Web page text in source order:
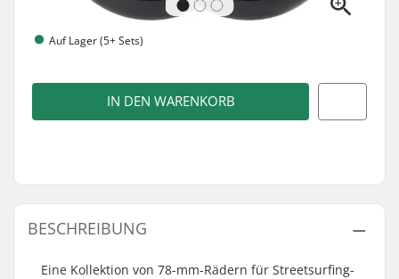
Auf Lager (5+ Sets)
IN DEN WARENKORB
BESCHREIBUNG
Eine Kollektion von 78-mm-Rädern für Streetsurfing-